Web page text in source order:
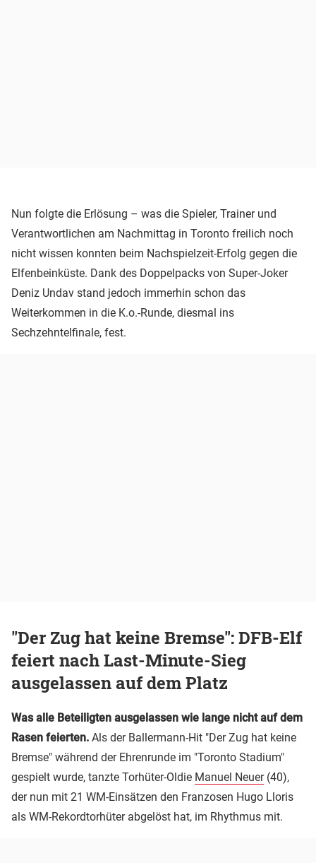
Nun folgte die Erlösung – was die Spieler, Trainer und
Verantwortlichen am Nachmittag in Toronto freilich noch
nicht wissen konnten beim Nachspielzeit-Erfolg gegen die
Elfenbeinküste. Dank des Doppelpacks von Super-Joker
Deniz Undav stand jedoch immerhin schon das
Weiterkommen in die K.o.-Runde, diesmal ins
Sechzehntelfinale, fest.
"Der Zug hat keine Bremse": DFB-Elf
feiert nach Last-Minute-Sieg
ausgelassen auf dem Platz
Was alle Beteiligten ausgelassen wie lange nicht auf dem
Rasen feierten. Als der Ballermann-Hit "Der Zug hat keine
Bremse" während der Ehrenrunde im "Toronto Stadium"
gespielt wurde, tanzte Torhüter-Oldie Manuel Neuer(40),
der nun mit 21 WM-Einsätzen den Franzosen Hugo Lloris
als WM-Rekordtorhüter abgelöst hat, im Rhythmus mit.